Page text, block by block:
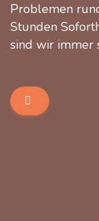
Problemen
Stunden
sind wir immer